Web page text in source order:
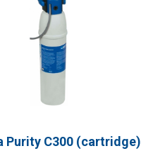
Purity C300 (cartridge)